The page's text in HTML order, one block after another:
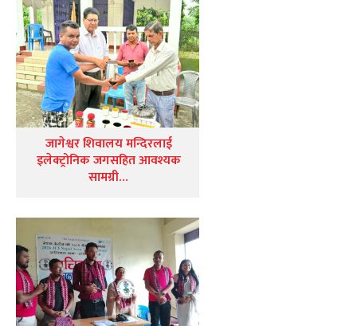
जागेश्वर शिवालय मन्दिरलाई
इलेक्ट्रोनिक जगसहित आवश्यक
सामग्री…